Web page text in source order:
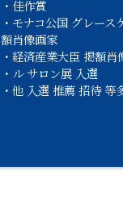
・佳作賞
・モナコ公国 グレース
額肖像画家
・経済産業大臣 掲額肖
・ル サロン展 入選
・他 入選 推薦 招待 等